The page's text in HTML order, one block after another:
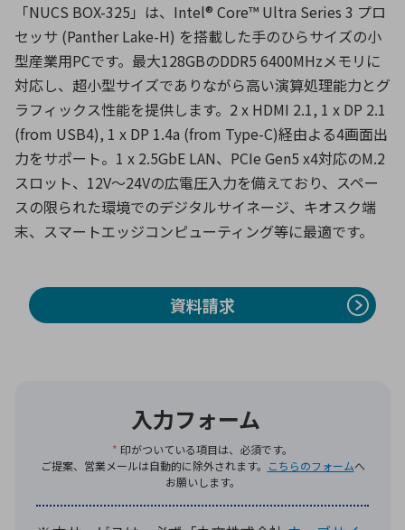
シミュレーター
環境構築・開発システム
半導体・電子部品小ロット
「NUCS BOX-325」は、Intel® Core™ Ultra Series 3 プロ
セッサ (Panther Lake-H) を搭載した手のひらサイズの小
型産業用PCです。最大128GBのDDR5 6400MHzメモリに
対応し、超小型サイズでありながら高い演算処理能力とグ
ラフィックス性能を提供します。2 x HDMI 2.1, 1 x DP 2.1
(from USB4), 1 x DP 1.4a (from Type-C)経由よる4画面出
力をサポート。1 x 2.5GbE LAN、PCIe Gen5 x4対応のM.2
スロット、12V〜24Vの広電圧入力を備えており、スペー
スの限られた環境でのデジタルサイネージ、キオスク端
末、スマートエッジコンピューティング等に最適です。
資料請求